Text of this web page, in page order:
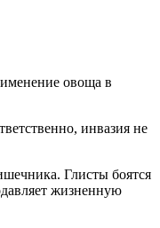
овоща в
инвазия не
Глисты боятся
жизненную